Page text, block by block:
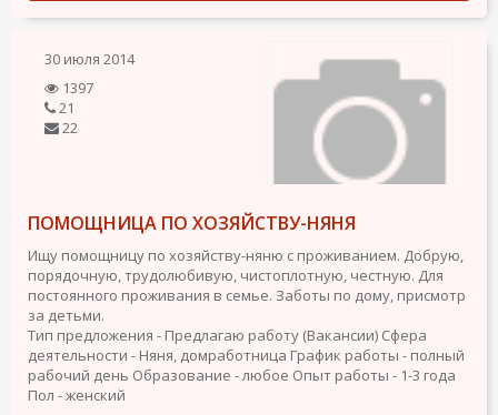
30 июля 2014
1397
21
22
ПОМОЩНИЦА ПО ХОЗЯЙСТВУ-НЯНЯ
Ищу помощницу по хозяйству-няню с проживанием. Добрую,
порядочную, трудолюбивую, чистоплотную, честную. Для
постоянного проживания в семье. Заботы по дому, присмотр
за детьми.
Тип предложения - Предлагаю работу (Вакансии) Сфера
деятельности - Няня, домработница График работы - полный
рабочий день Образование - любое Опыт работы - 1-3 года
Пол - женский